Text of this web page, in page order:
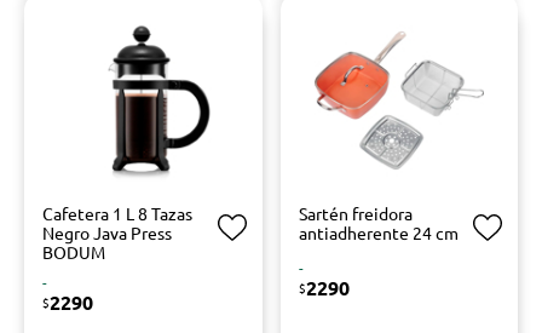
Cafetera 1 L 8 Tazas
Negro Java Press
BODUM
-
$2290
Sartén freidora
antiadherente 24 cm
-
$2290